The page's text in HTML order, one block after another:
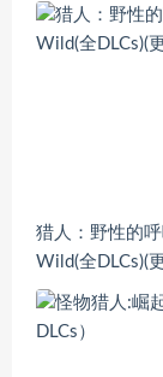
猎人：野性的
Wild(全DLCs)(